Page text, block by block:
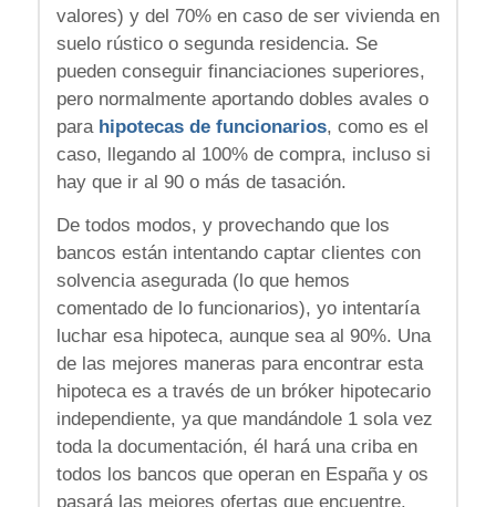
valores) y del 70% en caso de ser vivienda en
suelo rústico o segunda residencia. Se
pueden conseguir financiaciones superiores,
pero normalmente aportando dobles avales o
para hipotecas de funcionarios, como es el
caso, llegando al 100% de compra, incluso si
hay que ir al 90 o más de tasación.
De todos modos, y provechando que los
bancos están intentando captar clientes con
solvencia asegurada (lo que hemos
comentado de lo funcionarios), yo intentaría
luchar esa hipoteca, aunque sea al 90%. Una
de las mejores maneras para encontrar esta
hipoteca es a través de un bróker hipotecario
independiente, ya que mandándole 1 sola vez
toda la documentación, él hará una criba en
todos los bancos que operan en España y os
pasará las mejores ofertas que encuentre.